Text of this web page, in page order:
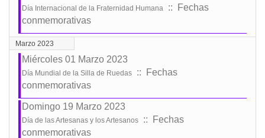
Día Internacional de la Fraternidad Humana
:: Fechas
conmemorativas
Marzo 2023
Miércoles 01 Marzo 2023
Día Mundial de la Silla de Ruedas
:: Fechas
conmemorativas
Domingo 19 Marzo 2023
Día de las Artesanas y los Artesanos
:: Fechas
conmemorativas